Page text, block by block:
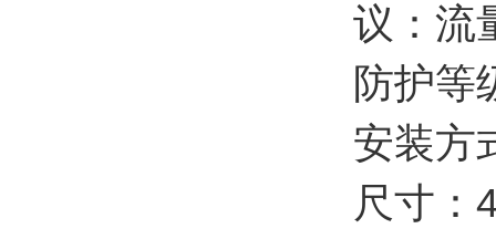
议：流
防护等
安装方
尺寸：